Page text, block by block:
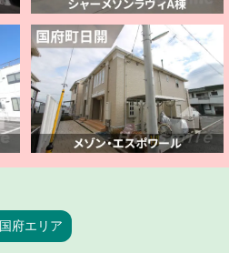
国府エリア